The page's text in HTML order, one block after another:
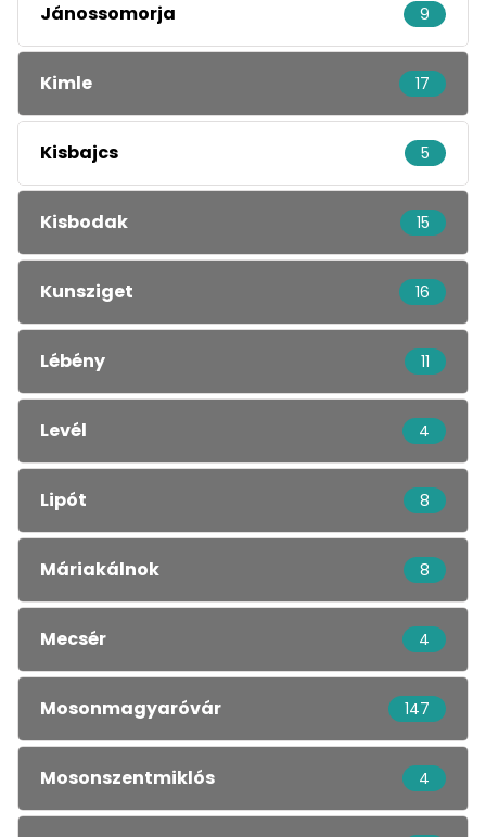
Jánossomorja 9
Kimle 17
Kisbajcs 5
Kisbodak 15
Kunsziget 16
Lébény 11
Levél 4
Lipót 8
Máriakálnok 8
Mecsér 4
Mosonmagyaróvár 147
Mosonszentmiklós 4